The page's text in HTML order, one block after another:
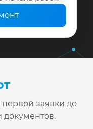
заявки до
документов.